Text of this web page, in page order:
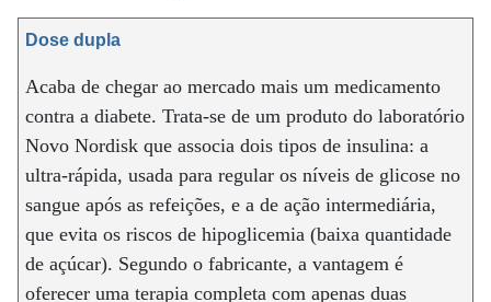
Dose dupla
Acaba de chegar ao mercado mais um medicamento
contra a diabete. Trata-se de um produto do laboratório
Novo Nordisk que associa dois tipos de insulina: a
ultra-rápida, usada para regular os níveis de glicose no
sangue após as refeições, e a de ação intermediária,
que evita os riscos de hipoglicemia (baixa quantidade
de açúcar). Segundo o fabricante, a vantagem é
oferecer uma terapia completa com apenas duas